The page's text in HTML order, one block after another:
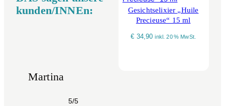
kunden/INNEn:
Gesichtselixier „Huile
Precieuse“ 15 ml
€ 34,90 inkl. 20 % MwSt.
Martina
5/5